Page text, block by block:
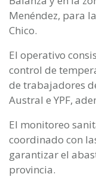
Menéndez, para
Chico.
El operativo
control de
de trabajadores
Austral e YPF,
El monitoreo
coordinado con
garantizar el
provincia.